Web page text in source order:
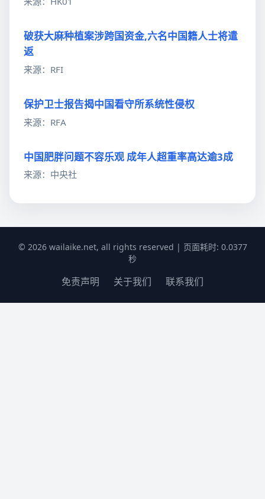
破获大麻种植案涉跨国资金,六名中国籍人士将遣
返
来源：RFI
保护卫士报告揭中国看守所系统性侵权
来源：RFA
中国肥胖问题不容乐观 成年人超重率高达逾3成
来源：中央社
© 2026 wailaike.net, all rights reserved | 页面耗时: 0.0377
秒
免责声明 关于我们 联系我们